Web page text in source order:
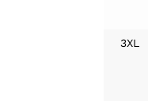
3XL